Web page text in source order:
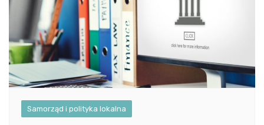
Samorząd i polityka lokalna